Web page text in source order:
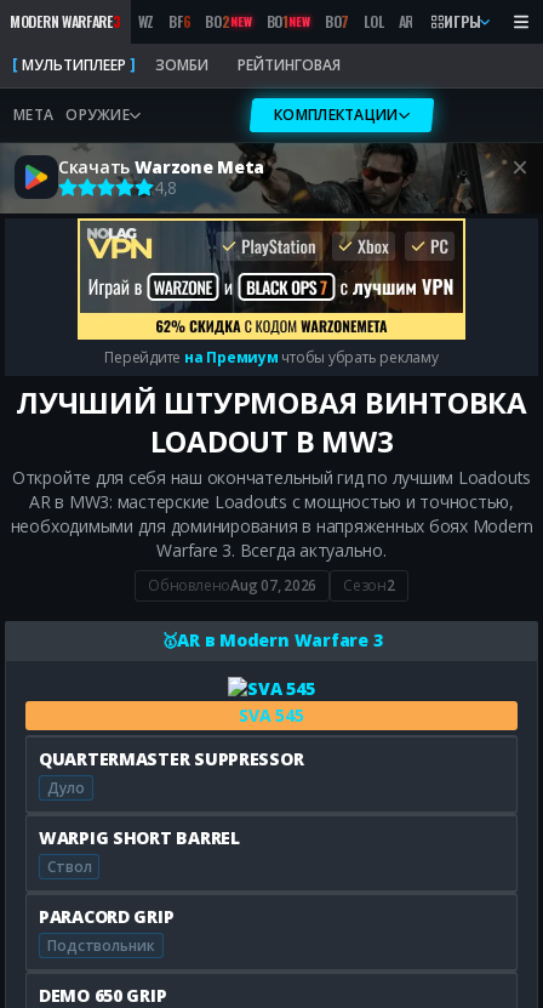
MODERN WARFARE3 WZ BF6 BO2NEW BO1NEW BO7 LOL ARC RAIDERS MW 2019
ИГРЫ
МУЛЬТИПЛЕЕР ЗОМБИ РЕЙТИНГОВАЯ
META ОРУЖИЕ КОМПЛЕКТАЦИИ
Скачать Warzone Meta
4,8
Перейдите на Премиум чтобы убрать рекламу
ЛУЧШИЙ ШТУРМОВАЯ ВИНТОВКА
LOADOUT В MW3
Откройте для себя наш окончательный гид по лучшим Loadouts
AR в MW3: мастерские Loadouts с мощностью и точностью,
необходимыми для доминирования в напряженных боях Modern
Warfare 3. Всегда актуально.
ОбновленоAug 07, 2026 Сезон2
🥇️AR в Modern Warfare 3
SVA 545
QUARTERMASTER SUPPRESSOR
Дуло
WARPIG SHORT BARREL
Ствол
PARACORD GRIP
Подствольник
DEMO 650 GRIP